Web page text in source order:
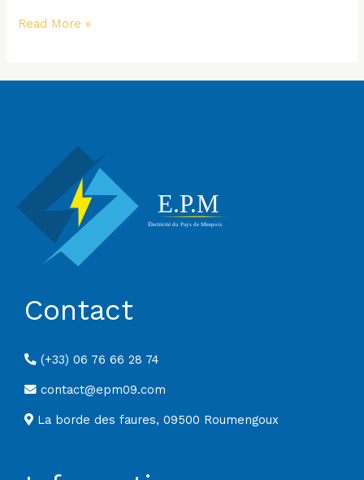
autoconsommation
Read More »
Contact
(+33) 06 76 66 28 74
contact@epm09.com
La borde des faures, 09500 Roumengoux